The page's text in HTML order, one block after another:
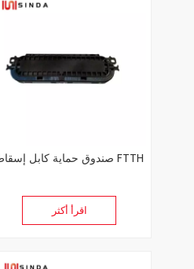
صندوق حماية كابل إسقاط FTTH
اقرأ أكثر